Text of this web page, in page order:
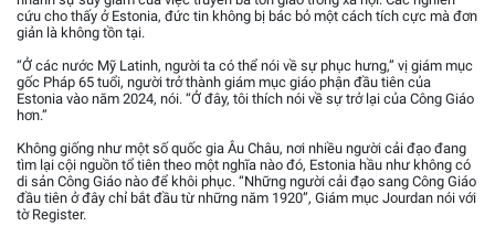
cứu cho thấy ở Estonia, đức tin không bị bác bỏ một cách tích cực mà đơn
giản là không tồn tại.
“Ở các nước Mỹ Latinh, người ta có thể nói về sự phục hưng,” vị giám mục
gốc Pháp 65 tuổi, người trở thành giám mục giáo phận đầu tiên của
Estonia vào năm 2024, nói. “Ở đây, tôi thích nói về sự trở lại của Công Giáo
hơn.”
Không giống như một số quốc gia Âu Châu, nơi nhiều người cải đạo đang
tìm lại cội nguồn tổ tiên theo một nghĩa nào đó, Estonia hầu như không có
di sản Công Giáo nào để khôi phục. “Những người cải đạo sang Công Giáo
đầu tiên ở đây chỉ bắt đầu từ những năm 1920”, Giám mục Jourdan nói với
tờ Register.